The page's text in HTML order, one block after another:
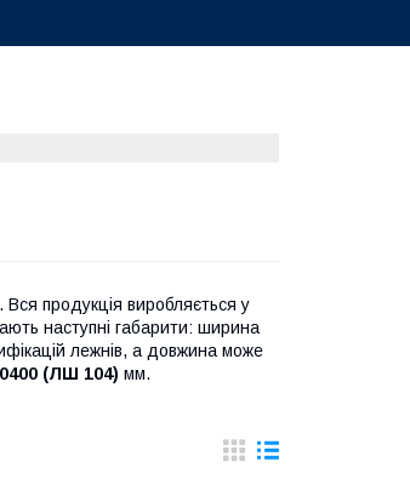
продукція виробляється у
наступні габарити: ширина
лежнів, а довжина може
(ЛШ 104) мм.